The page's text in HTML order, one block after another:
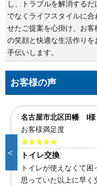
し、トラブルを解消するだ
でなくライフスタイルに合
せたご提案を心掛け、お客
の笑顔と快適な生活作りを
手伝いします。
お客様の声
名古屋市東区泉 T様
お客様満足度
★★★★★
トイレタンク水漏れ
的確な調査と見積もり
た。
＜